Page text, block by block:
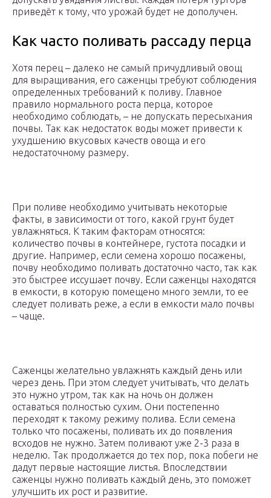
приведёт к тому, что урожай будет не дополучен.
Как часто поливать рассаду перца
Хотя перец – далеко не самый причудливый овощ
для выращивания, его саженцы требуют соблюдения
определенных требований к поливу. Главное
правило нормального роста перца, которое
необходимо соблюдать, – не допускать пересыхания
почвы. Так как недостаток воды может привести к
ухудшению вкусовых качеств овоща и его
недостаточному размеру.
При поливе необходимо учитывать некоторые
факты, в зависимости от того, какой грунт будет
увлажняться. К таким факторам относятся:
количество почвы в контейнере, густота посадки и
другие. Например, если семена хорошо посажены,
почву необходимо поливать достаточно часто, так как
это быстрее иссушает почву. Если саженцы находятся
в емкости, в которую помещено много земли, то ее
следует поливать реже, а если в емкости мало почвы
– чаще.
Саженцы желательно увлажнять каждый день или
через день. При этом следует учитывать, что делать
это нужно утром, так как на ночь он должен
оставаться полностью сухим. Они постепенно
переходят к такому режиму полива. Если семена
только что посажены, поливать их до появления
всходов не нужно. Затем поливают уже 2-3 раза в
неделю. Так продолжается до тех пор, пока побеги не
дадут первые настоящие листья. Впоследствии
саженцы нужно поливать каждый день, это поможет
улучшить их рост и развитие.